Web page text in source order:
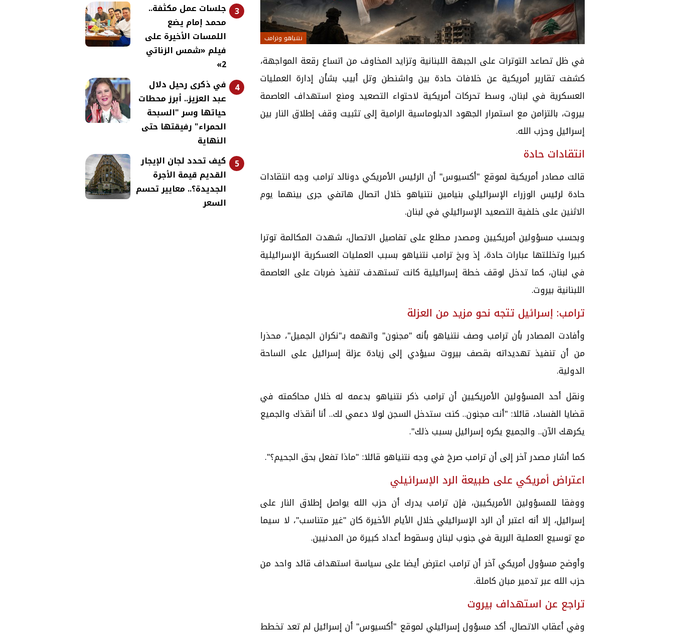
نتنياهو وترامب
في ظل تصاعد التوترات على الجبهة اللبنانية وتزايد المخاوف من اتساع رقعة المواجهة،
كشفت تقارير أمريكية عن خلافات حادة بين واشنطن وتل أبيب بشأن إدارة العمليات
العسكرية في لبنان، وسط تحركات أمريكية لاحتواء التصعيد ومنع استهداف العاصمة
بيروت، بالتزامن مع استمرار الجهود الدبلوماسية الرامية إلى تثبيت وقف إطلاق الناربين
إسرائيل وحزب الله.
انتقادات حادة
قالت مصادر أمريكية لموقع "أكسيوس" أن الرئيس الأمريكي دونالد ترامب وجه انتقادات
حادة لرئيس الوزراء الإسرائيلي بنيامين نتنياهو خلال اتصال هاتفي جرى بينهما يوم
الاثنين على خلفية التصعيد الإسرائيلي في لبنان.
وبحسب مسؤولين أمريكيين ومصدر مطلع على تفاصيل الاتصال، شهدت المكالمة توترا
كبيرا وتخللتها عبارات حادة، إذ وبخ ترامب نتنياهو بسبب العمليات العسكرية الإسرائيلية
في لبنان، كما تدخل لوقف خطة إسرائيلية كانت تستهدف تنفيذ ضربات على العاصمة
اللبنانية بيروت.
ترامب: إسرائيل تتجه نحو مزيد من العزلة
وأفادت المصادر بأن ترامب وصف نتنياهو بأنه "مجنون" واتهمه بـ"نكران الجميل"، محذرا
من أن تنفيذ تهديداته بقصف بيروت سيؤدي إلى زيادة عزلة إسرائيل على الساحة
الدولية.
ونقل أحد المسؤولين الأمريكيين أن ترامب ذكر نتنياهو بدعمه له خلال محاكمته في
قضايا الفساد، قائلا: "أنت مجنون.. كنت ستدخل السجن لولا دعمي لك.. أنا أنقذك والجميع
يكرهك الآن.. والجميع يكره إسرائيل بسبب ذلك".
كما أشار مصدر آخر إلى أن ترامب صرخ في وجه نتنياهو قائلا: "ماذا تفعل بحق الجحيم؟".
اعتراض أمريكي على طبيعة الرد الإسرائيلي
ووفقا للمسؤولين الأمريكيين، فإن ترامب يدرك أن حزب الله يواصل إطلاق النار على
إسرائيل، إلا أنه اعتبر أن الرد الإسرائيلي خلال الأيام الأخيرة كان "غير متناسب"، لا سيما
مع توسيع العملية البرية في جنوب لبنان وسقوط أعداد كبيرة من المدنيين.
وأوضح مسؤول أمريكي آخر أنترامب اعترض أيضا على سياسة استهداف قائد واحد من
حزب الله عبر تدمير مبان كاملة.
تراجع عن استهداف بيروت
وفي أعقاب الاتصال، أكد مسؤول إسرائيلي لموقع "أكسيوس" أن إسرائيل لم تعد تخطط
3 جلسات عمل مكثفة..
محمد إمام يضع
اللمسات الأخيرة على
فيلم «شمس الزناتي
2»
4
في ذكرى رحيل دلال
عبد العزيز.. أبرز محطات
حياتها وسر "السبحة
الحمراء" رفيقتها حتى
النهاية
5
كيف تحدد لجان الإيجار
القديم قيمة الأجرة
الجديدة؟.. معايير تحسم
السعر